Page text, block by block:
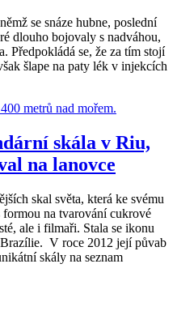
se snáze hubne, poslední
dlouho bojovaly s nadváhou,
Předpokládá se, že za tím stojí
šlape na paty lék v injekcích
skála v Riu,
na lanovce
skal světa, která ke svému
na tvarování cukrové
ale i filmaři. Stala se ikonu
Brazílie. V roce 2012 její půvab
skály na seznam